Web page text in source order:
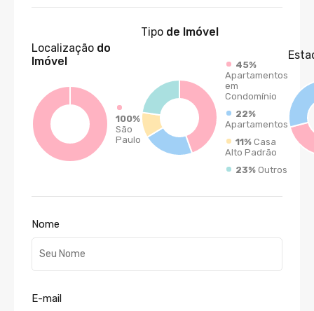
Localização do
Imóvel
100%
São
Paulo
Tipo de Imóvel
45%
Apartamentos
em
Condomínio
22%
Apartamentos
11% Casa
Alto Padrão
23% Outros
Nome
E-mail